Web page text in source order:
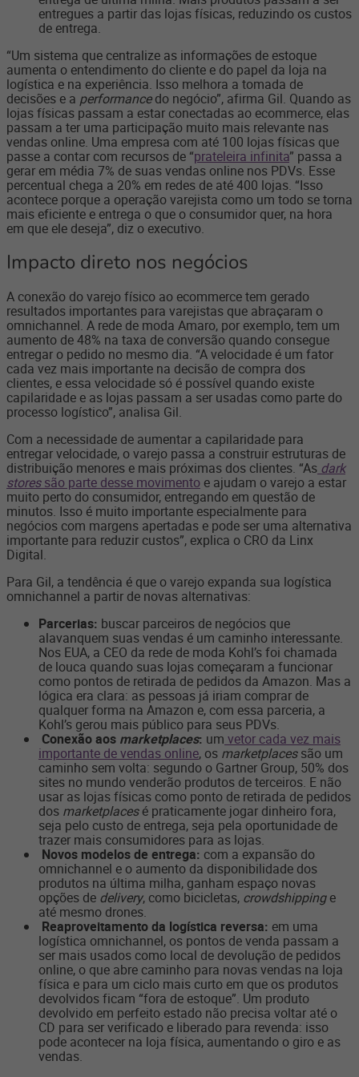
entregues a partir das lojas físicas, reduzindo os custos
de entrega.
“Um sistema que centralize as informações de estoque
aumenta o entendimento do cliente e do papel da loja na
logística e na experiência. Isso melhora a tomada de
decisões e a performancedo negócio”, afirma Gil. Quando as
lojas físicas passam a estar conectadas ao ecommerce, elas
passam a ter uma participação muito mais relevante nas
vendas online. Uma empresa com até 100 lojas físicas que
passe a contar com recursos de “prateleira infinita” passa a
gerar em média 7% de suas vendas online nos PDVs. Esse
percentual chega a 20% em redes de até 400 lojas. “Isso
acontece porque a operação varejista como um todo se torna
mais eficiente e entrega o que o consumidor quer, na hora
em que ele deseja”, diz o executivo.
Impacto direto nos negócios
A conexão do varejo físico ao ecommerce tem gerado
resultados importantes para varejistas que abraçaram o
omnichannel. A rede de moda Amaro, por exemplo, tem um
aumento de 48% na taxa de conversão quando consegue
entregar o pedido no mesmo dia. “A velocidade é um fator
cada vez mais importante na decisão de compra dos
clientes, e essa velocidade só é possível quando existe
capilaridade e as lojas passam a ser usadas como parte do
processo logístico”, analisa Gil.
Com a necessidade de aumentar a capilaridade para
entregar velocidade, o varejo passa a construir estruturas de
distribuição menores e mais próximas dos clientes. “As dark
storessão parte desse movimento e ajudam o varejo a estar
muito perto do consumidor, entregando em questão de
minutos. Isso é muito importante especialmente para
negócios com margens apertadas e pode ser uma alternativa
importante para reduzir custos”, explica o CRO da Linx
Digital.
Para Gil, a tendência é que o varejo expanda sua logística
omnichannel a partir de novas alternativas:
Parcerias: buscar parceiros de negócios que
alavanquem suas vendas é um caminho interessante.
Nos EUA, a CEO da rede de moda Kohl’s foi chamada
de louca quando suas lojas começaram a funcionar
como pontos de retirada de pedidos da Amazon. Mas a
lógica era clara: as pessoas já iriam comprar de
qualquer forma na Amazon e, com essa parceria, a
Kohl’s gerou mais público para seus PDVs.
Conexão aos marketplaces: um vetor cada vez mais
importante de vendas online, os marketplacessão um
caminho sem volta: segundo o Gartner Group, 50% dos
sites no mundo venderão produtos de terceiros. E não
usar as lojas físicas como ponto de retirada de pedidos
dos marketplacesé praticamente jogar dinheiro fora,
seja pelo custo de entrega, seja pela oportunidade de
trazer mais consumidores para as lojas.
Novos modelos de entrega: com a expansão do
omnichannel e o aumento da disponibilidade dos
produtos na última milha, ganham espaço novas
opções de delivery, como bicicletas, crowdshippinge
até mesmo drones.
Reaproveitamento da logística reversa: em uma
logística omnichannel, os pontos de venda passam a
ser mais usados como local de devolução de pedidos
online, o que abre caminho para novas vendas na loja
física e para um ciclo mais curto em que os produtos
devolvidos ficam “fora de estoque”. Um produto
devolvido em perfeito estado não precisa voltar até o
CD para ser verificado e liberado para revenda: isso
pode acontecer na loja física, aumentando o giro e as
vendas.